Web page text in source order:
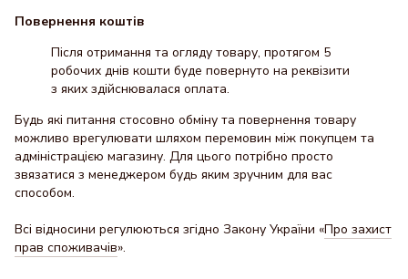
Повернення коштів
Після отримання та огляду товару, протягом 5
робочих днів кошти буде повернуто на реквізити
з яких здійснювалася оплата.
Будь які питання стосовно обміну та повернення товару
можливо врегулювати шляхом перемовин між покупцем та
адміністрацією магазину. Для цього потрібно просто
звязатися з менеджером будь яким зручним для вас
способом.
Всі відносини регулюються згідно Закону України «Про захист
прав споживачів».